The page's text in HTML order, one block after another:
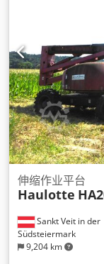
Sankt Veit in der
Südsteiermark
9,204 km
伸缩作业平台
Haulotte